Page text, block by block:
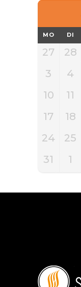
MO DI
27 28
3
4
10
11
17
18
24
25
31
1